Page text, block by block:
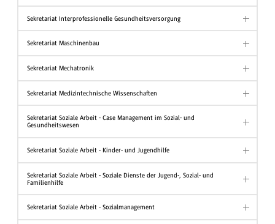
Sekretariat Interprofessionelle Gesundheitsversorgung
Sekretariat Maschinenbau
Sekretariat Mechatronik
Sekretariat Medizintechnische Wissenschaften
Sekretariat Soziale Arbeit - Case Management im Sozial- und
Gesundheitswesen
Sekretariat Soziale Arbeit - Kinder- und Jugendhilfe
Sekretariat Soziale Arbeit - Soziale Dienste der Jugend-, Sozial- und
Familienhilfe
Sekretariat Soziale Arbeit - Sozialmanagement